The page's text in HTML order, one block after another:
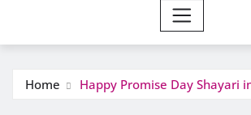
Home Happy Promise Day Shayari